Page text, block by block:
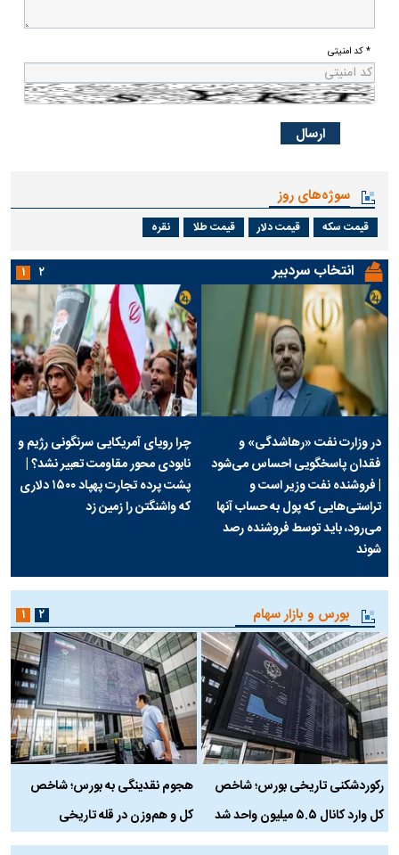
* کد امنیتی
سوژه‌های روز
قیمت سکه قیمت دلار قیمت طلا نقره
انتخاب سردبیر
در وزارت نفت «رهاشدگی» و
فقدان پاسخگویی احساس می‌شود
| فروشنده نفت وزیر است و
تراستی‌هایی که پول به حساب آنها
می‌رود، باید توسط فروشنده رصد
شوند
چرا رویای آمریکایی سرنگونی رژیم و
نابودی محور مقاومت تعبیر نشد؟ |
پشت پرده تجارت پهپاد‌ ۱۵۰۰ دلاری
که واشنگتن را زمین زد
۱ ۲
بورس و بازار سهام
رکوردشکنی تاریخی بورس؛ شاخص
کل وارد کانال ۵.۵ میلیون واحد شد
هجوم نقدینگی به بورس؛ شاخص
کل و هم‌وزن در قله تاریخی
۱ ۲